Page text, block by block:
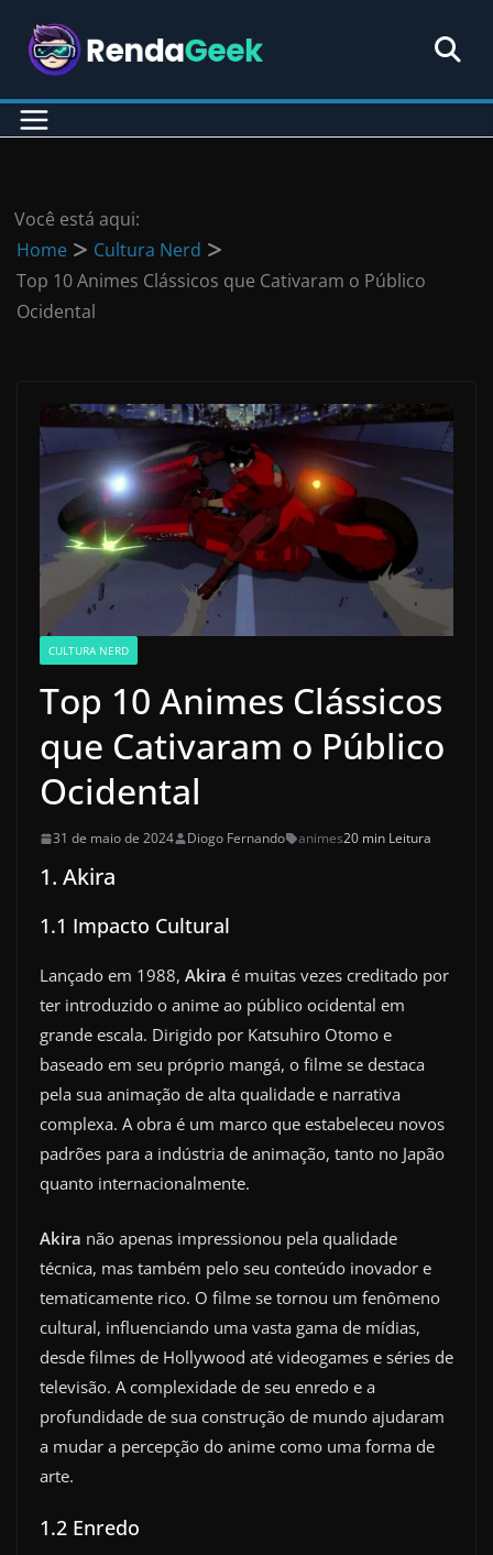
para
conteúdo
Você está aqui:
Home
Cultura Nerd
Top 10 Animes Clássicos que Cativaram o Público
Ocidental
CULTURA NERD
Top 10 Animes Clássicos
que Cativaram o Público
Ocidental
31 de maio de 2024 Diogo Fernando animes20 min Leitura
1. Akira
1.1 Impacto Cultural
Lançado em 1988, Akira é muitas vezes creditado por
ter introduzido o anime ao público ocidental em
grande escala. Dirigido por Katsuhiro Otomo e
baseado em seu próprio mangá, o filme se destaca
pela sua animação de alta qualidade e narrativa
complexa. A obra é um marco que estabeleceu novos
padrões para a indústria de animação, tanto no Japão
quanto internacionalmente.
Akira não apenas impressionou pela qualidade
técnica, mas também pelo seu conteúdo inovador e
tematicamente rico. O filme se tornou um fenômeno
cultural, influenciando uma vasta gama de mídias,
desde filmes de Hollywood até videogames e séries de
televisão. A complexidade de seu enredo e a
profundidade de sua construção de mundo ajudaram
a mudar a percepção do anime como uma forma de
arte.
1.2 Enredo